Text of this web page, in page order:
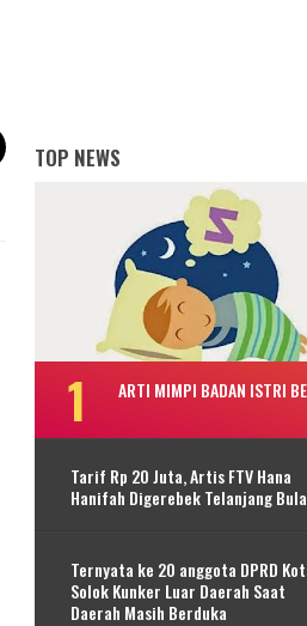
TOP NEWS
ARTI MIMPI BADAN ISTRI
Tarif Rp 20 Juta, Artis FTV Hana
Hanifah Digerebek Telanjang
Ternyata ke 20 anggota DPRD
Solok Kunker Luar Daerah Saat
Daerah Masih Berduka